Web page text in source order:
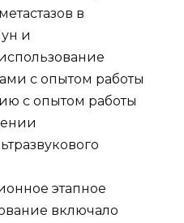
в
и
с опытом работы
с опытом работы
этапное
включало